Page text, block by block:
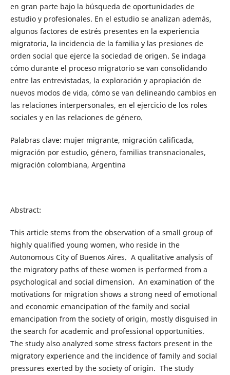
en gran parte bajo la búsqueda de oportunidades de
estudio y profesionales. En el estudio se analizan además,
algunos factores de estrés presentes en la experiencia
migratoria, la incidencia de la familia y las presiones de
orden social que ejerce la sociedad de origen. Se indaga
cómo durante el proceso migratorio se van consolidando
entre las entrevistadas, la exploración y apropiación de
nuevos modos de vida, cómo se van delineando cambios en
las relaciones interpersonales, en el ejercicio de los roles
sociales y en las relaciones de género.
Palabras clave: mujer migrante, migración calificada,
migración por estudio, género, familias transnacionales,
migración colombiana, Argentina
Abstract:
This article stems from the observation of a small group of
highly qualified young women, who reside in the
Autonomous City of Buenos Aires. A qualitative analysis of
the migratory paths of these women is performed from a
psychological and social dimension. An examination of the
motivations for migration shows a strong need of emotional
and economic emancipation of the family and social
emancipation from the society of origin, mostly disguised in
the search for academic and professional opportunities.
The study also analyzed some stress factors present in the
migratory experience and the incidence of family and social
pressures exerted by the society of origin. The study